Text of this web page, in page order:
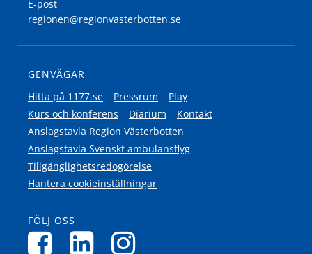
E-post
regionen@regionvasterbotten.se
GENVÄGAR
Hitta på 1177.se
Pressrum
Play
Kurs och konferens
Diarium
Kontakt
Anslagstavla Region Västerbotten
Anslagstavla Svenskt ambulansflyg
Tillgänglighetsredogörelse
Hantera cookieinställningar
FÖLJ OSS